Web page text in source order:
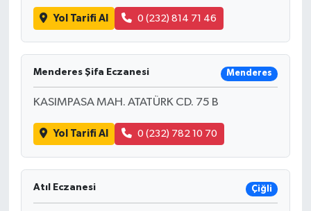
Yol Tarifi Al 0 (232) 814 71 46
Menderes Şifa Eczanesi Menderes
KASIMPASA MAH. ATATÜRK CD. 75 B
Yol Tarifi Al 0 (232) 782 10 70
Atıl Eczanesi Çiğli